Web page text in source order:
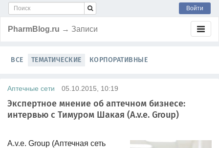
Войти
PharmBlog.ru → Записи
ВСЕ ТЕМАТИЧЕСКИЕ КОРПОРАТИВНЫЕ
Аптечные сети 05.10.2015, 10:19
Экспертное мнение об аптечном бизнесе:
интервью с Тимуром Шакая (A.v.e. Group)
A.v.e. Group (Аптечная сеть